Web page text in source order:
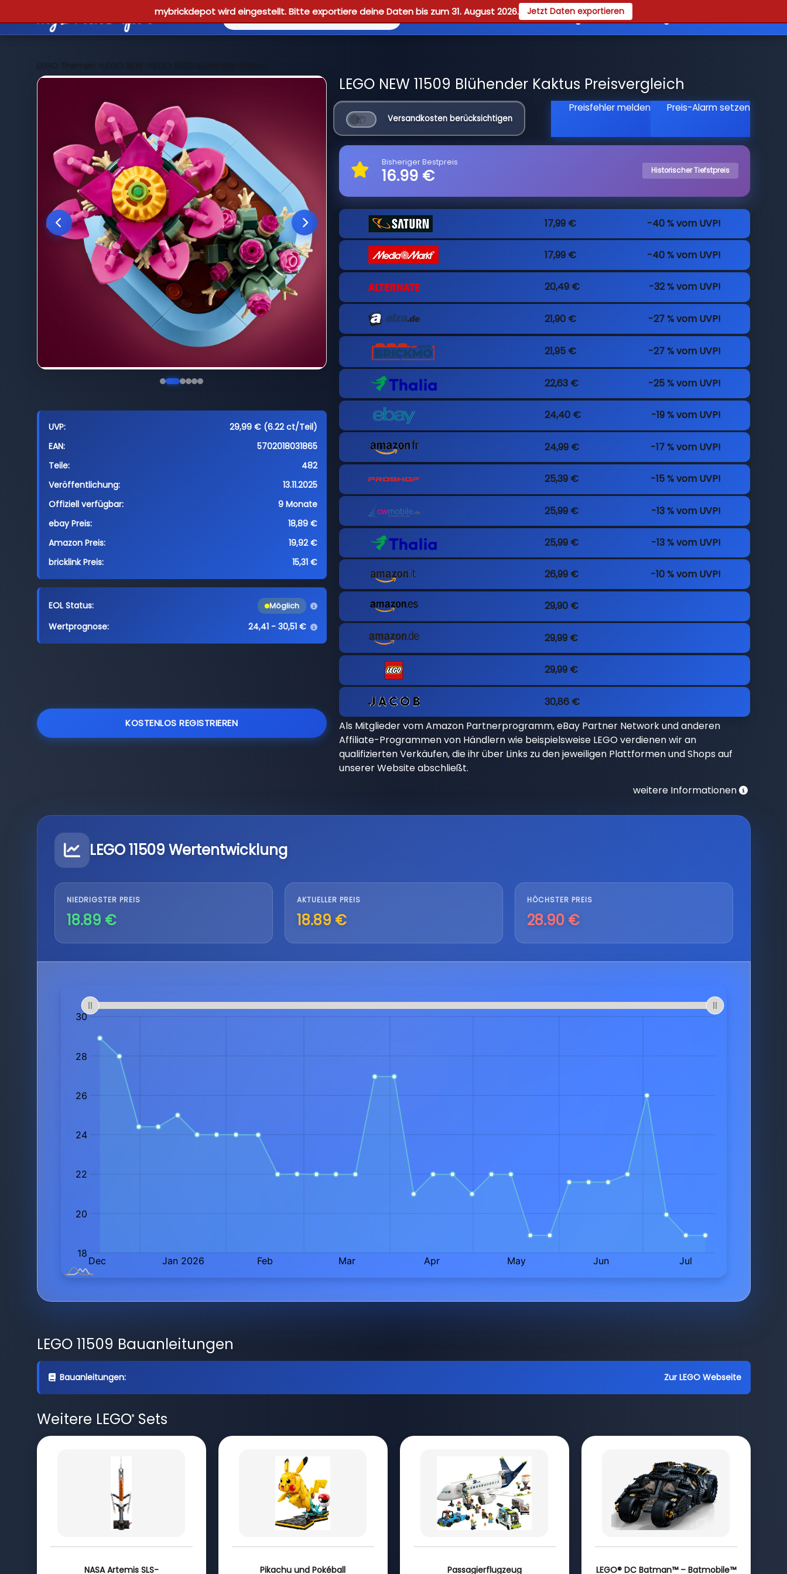
mybrickdepot wird eingestellt. Bitte exportiere deine Daten bis zum 31. August 2026. Jetzt Daten exportieren
Reviews Guides Registrieren
LEGO Themen >LEGO NEW >LEGO 11509 Blühender Kaktus
UVP:
29,99 € (6.22 ct/Teil)
EAN:
5702018031865
Teile:
482
Veröffentlichung:
13.11.2025
Offiziell verfügbar:
9 Monate
ebay Preis:
18,89 €
Amazon Preis:
19,92 €
bricklink Preis:
15,31 €
EOL Status: Möglich
Wertprognose: 24,41 - 30,51 €
KOSTENLOS REGISTRIEREN
LEGO NEW 11509 Blühender Kaktus Preisvergleich
Versandkosten berücksichtigen
Preisfehler melden Preis-Alarm setzen
Bisheriger Bestpreis
16.99 € Historischer Tiefstpreis
17,99 € -40 % vom UVP!
17,99 € -40 % vom UVP!
20,49 € -32 % vom UVP!
21,90 € -27 % vom UVP!
21,95 € -27 % vom UVP!
22,63 € -25 % vom UVP!
24,40 € -19 % vom UVP!
24,99 € -17 % vom UVP!
25,39 € -15 % vom UVP!
25,99 € -13 % vom UVP!
25,99 € -13 % vom UVP!
26,99 € -10 % vom UVP!
29,90 €
29,99 €
29,99 €
30,86 €
Als Mitglieder vom Amazon Partnerprogramm, eBay Partner Network und anderen
Affiliate-Programmen von Händlern wie beispielsweise LEGO verdienen wir an
qualifizierten Verkäufen, die ihr über Links zu den jeweiligen Plattformen und Shops auf
unserer Website abschließt.
weitere Informationen
LEGO 11509 Wertentwicklung
NIEDRIGSTER PREIS
18.89 €
AKTUELLER PREIS
18.89 €
HÖCHSTER PREIS
28.90 €
LEGO 11509 Bauanleitungen
Bauanleitungen: Zur LEGO Webseite
Weitere LEGO®Sets
NASA Artemis SLS- Pikachu und Pokéball Passagierflugzeug LEGO® DC Batman™ – Batmobile™